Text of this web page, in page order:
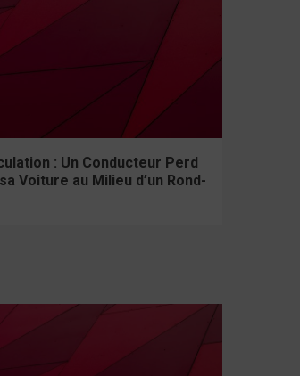
: Un Conducteur Perd
Voiture au Milieu d’un Rond-